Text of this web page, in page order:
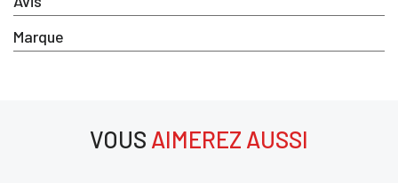
Marque
VOUS AIMEREZ AUSSI